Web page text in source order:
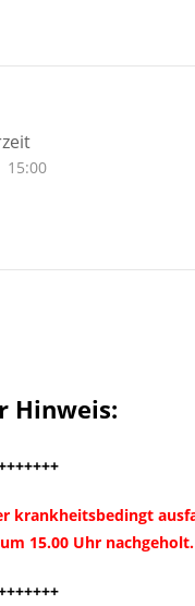
15:00
Hinweis:
krankheitsbedingt
15.00 Uhr nachgeholt.